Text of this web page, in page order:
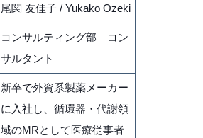
尾関 友佳子 / Yukako Ozeki
コンサルティング部 コン
サルタント
新卒で外資系製薬メーカー
に入社し、循環器・代謝領
域のMRとして医療従事者